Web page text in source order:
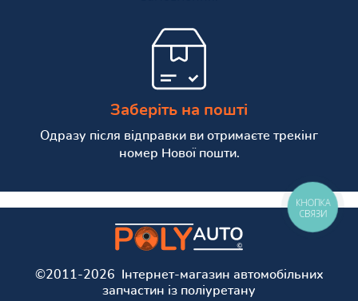
Заберіть на пошті
Одразу після відправки ви отримаєте трекінг
номер Нової пошти.
©2011-2026 Інтернет-магазин автомобільних
запчастин із поліуретану
КНОПКА
СВЯЗИ